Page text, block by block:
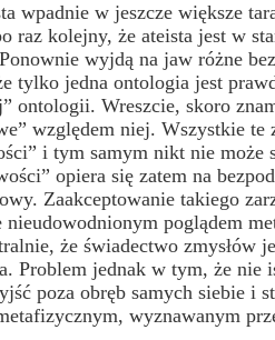
w jeszcze większe
raz kolejny, że ateista jest w
wyjdą na jaw różne
tylko jedna ontologia jest
ontologii. Wreszcie, skoro
względem niej. Wszystkie te
i tym samym nikt nie może
opiera się zatem na
Zaakceptowanie takiego
nieudowodnionym poglądem
że świadectwo zmysłów
Problem jednak w tym, że nie
poza obręb samych siebie i
wyznawanym